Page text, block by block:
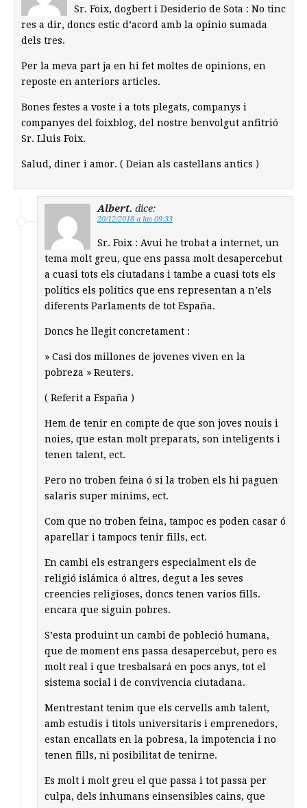
Sr. Foix, dogbert i Desiderio de Sota : No tinc
res a dir, doncs estic d’acord amb la opinio sumada
dels tres.
Per la meva part ja en hi fet moltes de opinions, en
reposte en anteriors articles.
Bones festes a voste i a tots plegats, companys i
companyes del foixblog, del nostre benvolgut anfitrió
Sr. Lluis Foix.
Salud, diner i amor. ( Deian als castellans antics )
Albert. dice:
20/12/2018 a las 09:33
Sr. Foix : Avui he trobat a internet, un
tema molt greu, que ens passa molt desapercebut
a cuasi tots els ciutadans i tambe a cuasi tots els
polítics els polítics que ens representan a n’els
diferents Parlaments de tot España.
Doncs he llegit concretament :
» Casi dos millones de jovenes viven en la
pobreza » Reuters.
( Referit a España )
Hem de tenir en compte de que son joves nouis i
noies, que estan molt preparats, son inteligents i
tenen talent, ect.
Pero no troben feina ó si la troben els hi paguen
salaris super minims, ect.
Com que no troben feina, tampoc es poden casar ó
aparellar i tampocs tenir fills, ect.
En cambi els estrangers especialment els de
religió islámica ó altres, degut a les seves
creencies religioses, doncs tenen varios fills.
encara que siguin pobres.
S’esta produint un cambi de pobleció humana,
que de moment ens passa desapercebut, pero es
molt real i que tresbalsará en pocs anys, tot el
sistema social i de convivencia ciutadana.
Mentrestant tenim que els cervells amb talent,
amb estudis i titols universitaris i emprenedors,
estan encallats en la pobresa, la impotencia i no
tenen fills, ni posibilitat de tenirne.
Es molt i molt greu el que passa i tot passa per
culpa, dels inhumans einsensibles cains, que